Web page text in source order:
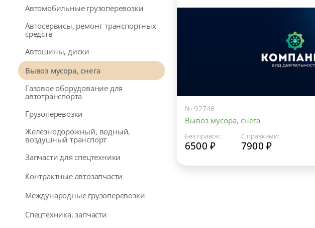
Автомобильные грузоперевозки
Автосервисы, ремонт транспортных
средств
Автошины, диски
Вывоз мусора, снега
Газовое оборудование для
автотранспорта
Грузоперевозки
Железнодорожный, водный,
воздушный транспорт
Запчасти для спецтехники
Контрактные автозапчасти
Международные грузоперевозки
Спецтехника, запчасти
№ 92746
Вывоз мусора, снега
Без правок:
6500 ₽
С правками:
7900 ₽